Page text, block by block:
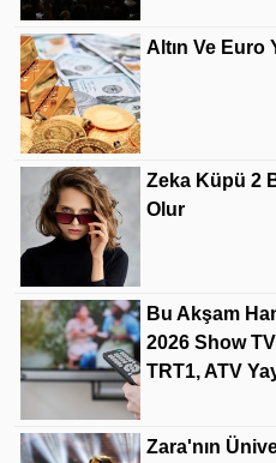
Altın Ve Euro
Zeka Küpü 2
Olur
Bu Akşam
2026 Show
TRT1, ATV
Zara'nın